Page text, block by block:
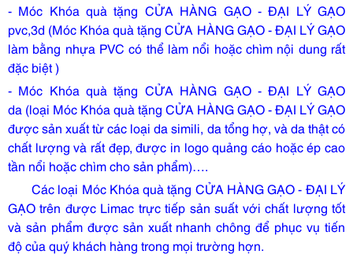
- Móc Khóa quà tặng CỬA HÀNG GẠO - ĐẠI LÝ GẠO
pvc,3d (Móc Khóa quà tặng CỬA HÀNG GẠO - ĐẠI LÝ GẠO
làm bằng nhựa PVC có thể làm nổi hoặc chìm nội dung rất
đặc biệt )
- Móc Khóa quà tặng CỬA HÀNG GẠO - ĐẠI LÝ GẠO
da (loại Móc Khóa quà tặng CỬA HÀNG GẠO - ĐẠI LÝ GẠO
được sản xuất từ các loại da simili, da tổng hợ, và da thật có
chất lượng và rất đẹp, được in logo quảng cáo hoặc ép cao
tần nổi hoặc chìm cho sản phẩm)….
Các loại Móc Khóa quà tặng CỬA HÀNG GẠO - ĐẠI LÝ
GẠO trên được Limac trực tiếp sản suất với chất lượng tốt
và sản phẩm được sản xuất nhanh chông để phục vụ tiến
độ của quý khách hàng trong mọi trường hợn.